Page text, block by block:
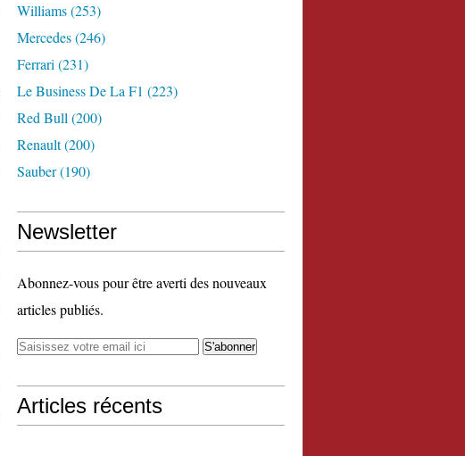
Williams(253)
Mercedes(246)
Ferrari (231)
Le Business De La F1 (223)
Red Bull (200)
Renault(200)
Sauber(190)
Newsletter
Abonnez-vous pour être averti des nouveaux
articles publiés.
Articles récents